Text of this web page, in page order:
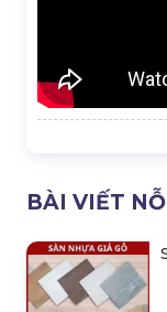
BÀI VIẾT